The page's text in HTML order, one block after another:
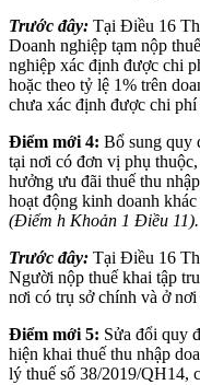
Trước đây: Tại Điều 16
Doanh nghiệp tạm nộp
nghiệp xác định được chi
hoặc theo tỷ lệ 1% trên
chưa xác định được chi
Điểm mới 4: Bổ sung quy
tại nơi có đơn vị phụ
hưởng ưu đãi thuế thu
hoạt động kinh doanh
(Điểm h Khoản 1 Điều 11).
Trước đây: Tại Điều 16
Người nộp thuế khai tập
nơi có trụ sở chính và ở
Điểm mới 5: Sửa đổi quy
hiện khai thuế thu nhập
lý thuế số 38/2019/QH14,